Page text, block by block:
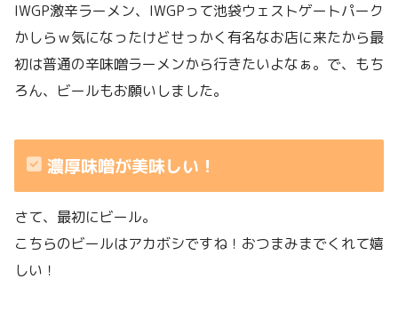
IWGP激辛ラーメン、IWGPって池袋ウェストゲートパーク
かしらｗ気になったけどせっかく有名なお店に来たから最
初は普通の辛味噌ラーメンから行きたいよなぁ。で、もち
ろん、ビールもお願いしました。
濃厚味噌が美味しい！
さて、最初にビール。
こちらのビールはアカボシですね！おつまみまでくれて嬉
しい！